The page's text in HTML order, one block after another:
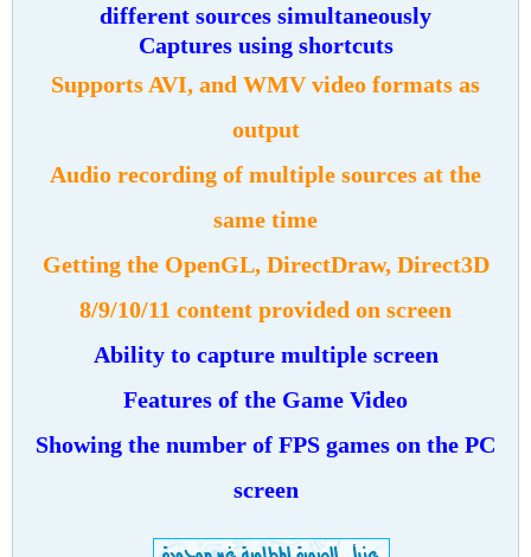
different sources simultaneously
Captures using shortcuts
Supports AVI, and WMV video formats as
output
Audio recording of multiple sources at the
same time
Getting the OpenGL, DirectDraw, Direct3D
8/9/10/11 content provided on screen
Ability to capture multiple screen
Features of the Game Video
Showing the number of FPS games on the PC
screen